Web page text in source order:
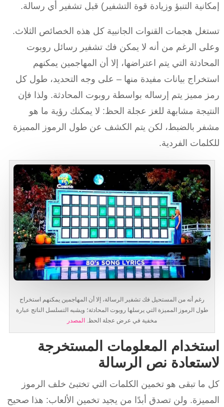
إمكانية التنبؤ وزيادة قوة التشفير) قبل تشفير أي رسالة.
تستغل هجمات القنوات الجانبية كل هذه الخصائص الثلاث.
وعلى الرغم من أنه لا يمكن فك تشفير رسائل روبوت
المحادثة التي يتم اعتراضها، إلا أن المهاجمين يمكنهم
استخراج بيانات مفيدة منها – على وجه التحديد، طول كل
رمز مميز يتم إرساله بواسطة روبوت المحادثة. ولذا فإن
النتيجة مشابهة للغز عجلة الحظ: لا يمكنك رؤية ما هو
مشفر بالضبط، لكن يتم الكشف عن طول الرموز المميزة
للكلمات الفردية.
رغم أنه من المستحيل فك تشفير الرسالة، إلا أن المهاجمين يمكنهم استخراج
طول الرموز المميزة التي يرسلها روبوت المحادثة؛ ويشبه التسلسل الناتج عبارة
مخفية في عرض عجلة الحظ. المصدر
استخدام المعلومات المستخرجة
لاستعادة نص الرسالة
كل ما تبقى هو تخمين الكلمات التي تختبئ خلف الرموز
المميزة. ولن تصدق أبدًا من يجيد تخمين الألعاب: هذا صحيح